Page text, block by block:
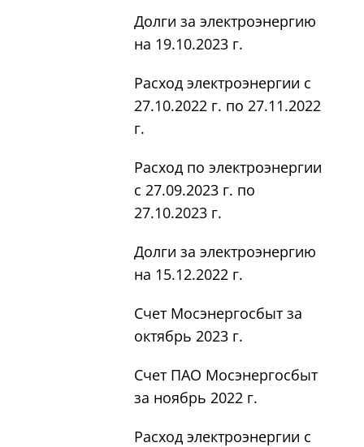
Долги за электроэнергию
на 19.10.2023 г.
Расход электроэнергии с
27.10.2022 г. по 27.11.2022
г.
Расход по электроэнергии
с 27.09.2023 г. по
27.10.2023 г.
Долги за электроэнергию
на 15.12.2022 г.
Счет Мосэнергосбыт за
октябрь 2023 г.
Счет ПАО Мосэнергосбыт
за ноябрь 2022 г.
Расход электроэнергии с